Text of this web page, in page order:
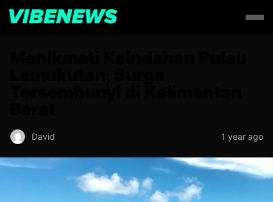
David 1 year ago